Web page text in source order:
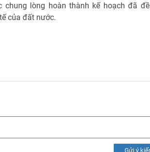
chung lòng hoàn thành kế hoạch đã
của đất nước.
Gửi ý